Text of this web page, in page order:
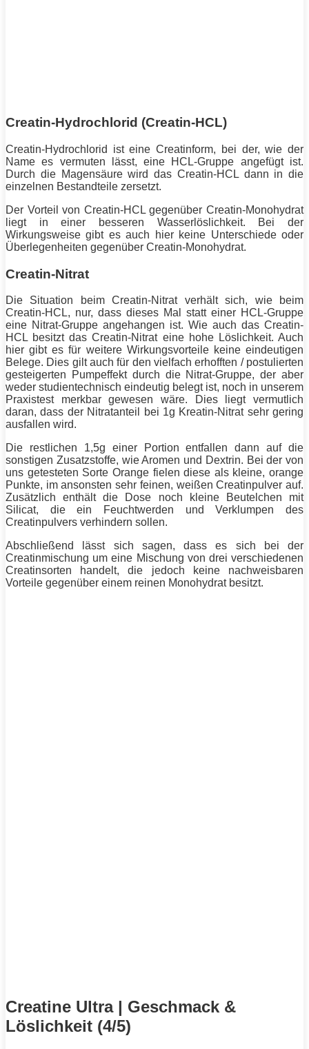
Creatin-Hydrochlorid (Creatin-HCL)
Creatin-Hydrochlorid ist eine Creatinform, bei der, wie der
Name es vermuten lässt, eine HCL-Gruppe angefügt ist.
Durch die Magensäure wird das Creatin-HCL dann in die
einzelnen Bestandteile zersetzt.
Der Vorteil von Creatin-HCL gegenüber Creatin-Monohydrat
liegt in einer besseren Wasserlöslichkeit. Bei der
Wirkungsweise gibt es auch hier keine Unterschiede oder
Überlegenheiten gegenüber Creatin-Monohydrat.
Creatin-Nitrat
Die Situation beim Creatin-Nitrat verhält sich, wie beim
Creatin-HCL, nur, dass dieses Mal statt einer HCL-Gruppe
eine Nitrat-Gruppe angehangen ist. Wie auch das Creatin-
HCL besitzt das Creatin-Nitrat eine hohe Löslichkeit. Auch
hier gibt es für weitere Wirkungsvorteile keine eindeutigen
Belege. Dies gilt auch für den vielfach erhofften / postulierten
gesteigerten Pumpeffekt durch die Nitrat-Gruppe, der aber
weder studientechnisch eindeutig belegt ist, noch in unserem
Praxistest merkbar gewesen wäre. Dies liegt vermutlich
daran, dass der Nitratanteil bei 1g Kreatin-Nitrat sehr gering
ausfallen wird.
Die restlichen 1,5g einer Portion entfallen dann auf die
sonstigen Zusatzstoffe, wie Aromen und Dextrin. Bei der von
uns getesteten Sorte Orange fielen diese als kleine, orange
Punkte, im ansonsten sehr feinen, weißen Creatinpulver auf.
Zusätzlich enthält die Dose noch kleine Beutelchen mit
Silicat, die ein Feuchtwerden und Verklumpen des
Creatinpulvers verhindern sollen.
Abschließend lässt sich sagen, dass es sich bei der
Creatinmischung um eine Mischung von drei verschiedenen
Creatinsorten handelt, die jedoch keine nachweisbaren
Vorteile gegenüber einem reinen Monohydrat besitzt.
Creatine Ultra | Geschmack &
Löslichkeit (4/5)